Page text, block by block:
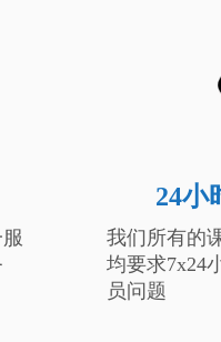
24小
我们所有的
均要求7x24
员问题